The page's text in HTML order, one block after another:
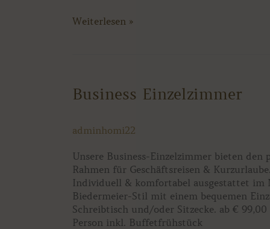
Weiterlesen »
Business Einzelzimmer
adminhomi22
Unsere Business-Einzelzimmer bieten den
Rahmen für Geschäftsreisen &
Individuell & komfortabel ausgestattet im
Biedermeier-Stil mit einem bequemen
Schreibtisch und/oder Sitzecke. ab €
Person inkl. Buffetfrühstück
Business